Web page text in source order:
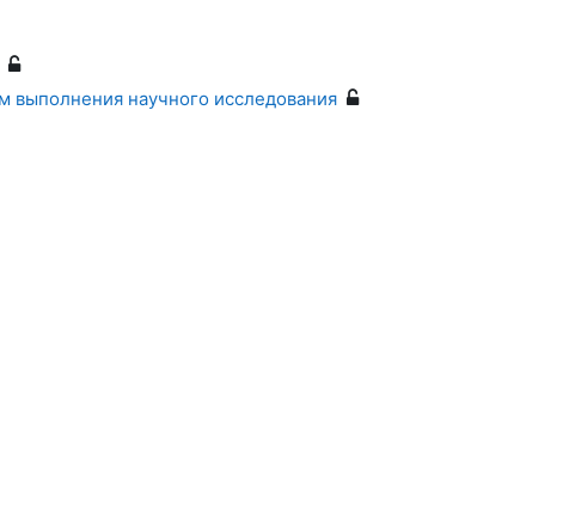
выполнения научного исследования